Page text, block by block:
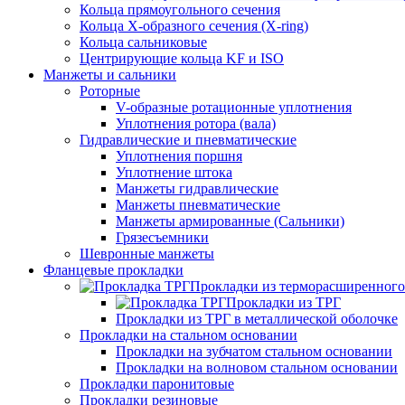
Кольца прямоугольного сечения
Кольца Х-образного сечения (X-ring)
Кольца сальниковые
Центрирующие кольца KF и ISO
Манжеты и сальники
Роторные
V-образные ротационные уплотнения
Уплотнения ротора (вала)
Гидравлические и пневматические
Уплотнения поршня
Уплотнение штока
Манжеты гидравлические
Манжеты пневматические
Манжеты армированные (Сальники)
Грязесъемники
Шевронные манжеты
Фланцевые прокладки
Прокладки из
Прокладки из ТРГ
Прокладки из ТРГ в металлической оболочке
Прокладки на стальном основании
Прокладки на зубчатом стальном основании
Прокладки на волновом стальном основании
Прокладки паронитовые
Прокладки резиновые